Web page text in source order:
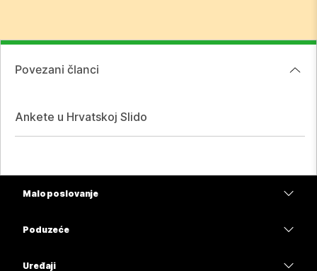
Povezani članci
Ankete u Hrvatskoj Slido
Malo poslovanje
Poduzeće
Uređaji